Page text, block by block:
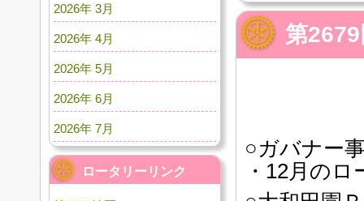
第
○ガバナー
・12月の
2026年 3月
2026年 4月
2026年 5月
2026年 6月
2026年 7月
ロータリーリンク